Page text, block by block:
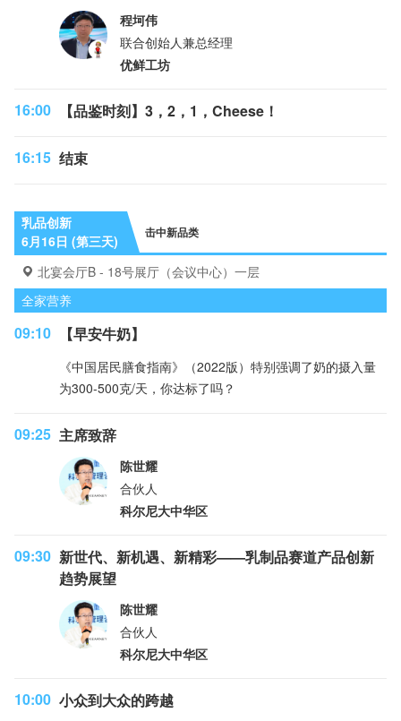
程坷伟
联合创始人兼总经理
优鲜工坊
16:00 【品鉴时刻】3，2，1，Cheese！
16:15 结束
乳品创新
6月16日 (第三天)
击中新品类
北宴会厅B - 18号展厅（会议中心）一层
全家营养
09:10 【早安牛奶】
《中国居民膳食指南》（2022版）特别强调了奶的摄入量
为300-500克/天，你达标了吗？
09:25 主席致辞
陈世耀
合伙人
科尔尼大中华区
09:30 新世代、新机遇、新精彩——乳制品赛道产品创新
趋势展望
陈世耀
合伙人
科尔尼大中华区
10:00 小众到大众的跨越